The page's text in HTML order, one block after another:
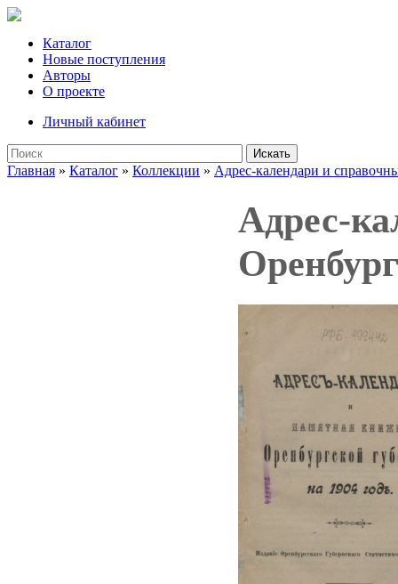
Каталог
Новые поступления
Авторы
О проекте
Личный кабинет
Искать
Главная » Каталог » Коллекции » Адрес-календари и
Адрес-